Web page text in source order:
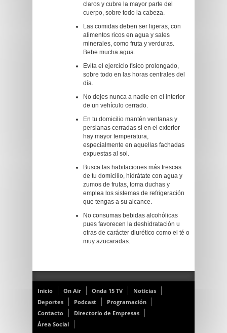
claros y cubre la mayor parte del
cuerpo, sobre todo la cabeza.
Las comidas deben ser ligeras, con
alimentos ricos en agua y sales
minerales, como fruta y verduras.
Bebe mucha agua.
Evita el ejercicio físico prolongado,
sobre todo en las horas centrales del
día.
No dejes nunca a nadie en el interior
de un vehículo cerrado.
En tu domicilio mantén ventanas y
persianas cerradas si en el exterior
hay mayor temperatura,
especialmente en aquellas fachadas
expuestas al sol.
Busca las habitaciones más frescas
de tu domicilio, hidrátate con agua y
zumos de frutas, toma duchas y
emplea los sistemas de refrigeración
que tengas a su alcance.
No consumas bebidas alcohólicas
pues favorecen la deshidratación u
otras de carácter diurético como el té o
muy azucaradas.
Inicio On Air Onda 15 TV
Noticias
Deportes
Podcast
Programación
Contacto
Directorio de Empresas
Área Social